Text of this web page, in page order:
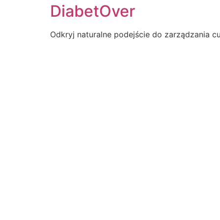
DiabetOver
Odkryj naturalne podejście do zarządzania